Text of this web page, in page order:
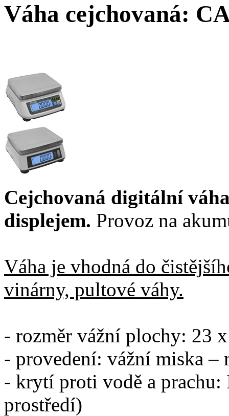
Váha cejchovaná:
Cejchovaná digitální
displejem. Provoz na
Váha je vhodná do
vinárny, pultové váhy.
- rozměr vážní plochy: 23
- provedení: vážní miska –
- krytí proti vodě a prachu:
prostředí)